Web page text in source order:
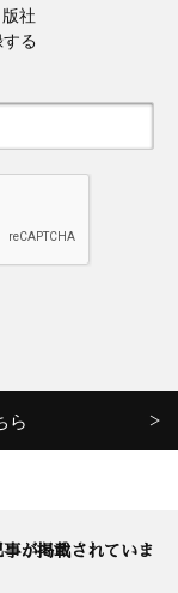
社
る
ら
事が掲載されていま